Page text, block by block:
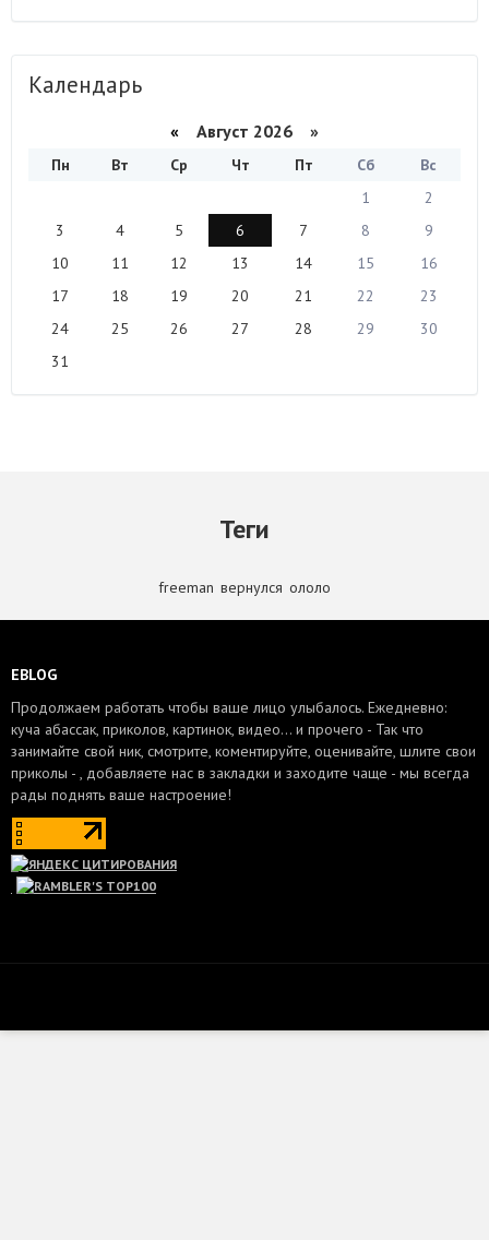
Календарь
« Август 2026 »
Пн Вт Ср Чт Пт Сб
Вс
1
2
3
4 5 6 7 8
9
10
11 12 13 14 15
16
17
18 19 20 21 22
23
24
25 26 27 28 29
30
31
Теги
freeman вернулся ололо
EBLOG
Продолжаем работать чтобы ваше лицо улыбалось. Ежедневно:
куча абассак, приколов, картинок, видео... и прочего - Так что
занимайте свой ник, смотрите, коментируйте, оценивайте, шлите свои
приколы - , добавляете нас в закладки и заходите чаще - мы всегда
рады поднять ваше настроение!